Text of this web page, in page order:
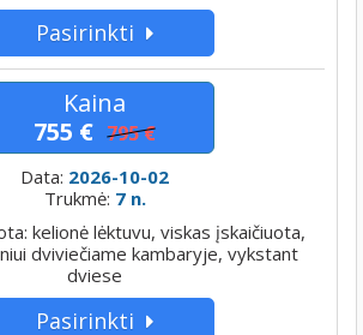
Pasirinkti
Kaina
755 € 795 €
Data: 2026-10-02
Trukmė: 7 n.
kelionė lėktuvu, viskas įskaičiuota,
dviviečiame kambaryje, vykstant
dviese
Pasirinkti